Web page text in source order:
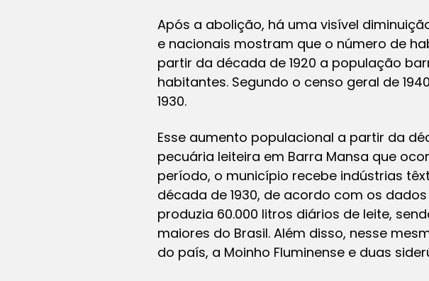
Após a abolição, há uma visível
e nacionais mostram que o número de
partir da década de 1920 a população
habitantes. Segundo o censo geral de
1930.
Esse aumento populacional a partir da
pecuária leiteira em Barra Mansa que
período, o município recebe indústrias
década de 1930, de acordo com os
produzia 60.000 litros diários de leite,
maiores do Brasil. Além disso, nesse
do país, a Moinho Fluminense e duas